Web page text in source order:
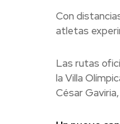
Con
atletas
Las rutas
la Villa
César